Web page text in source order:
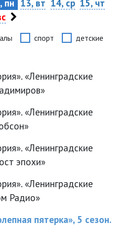
пн 13, вт 14, ср 15, чт
спорт детские
«Ленинградские
«Ленинградские
«Ленинградские
эпохи»
«Ленинградские
Радио»
пятерка», 5 сезон.